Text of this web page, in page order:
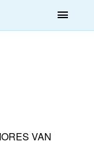
menu
VAN